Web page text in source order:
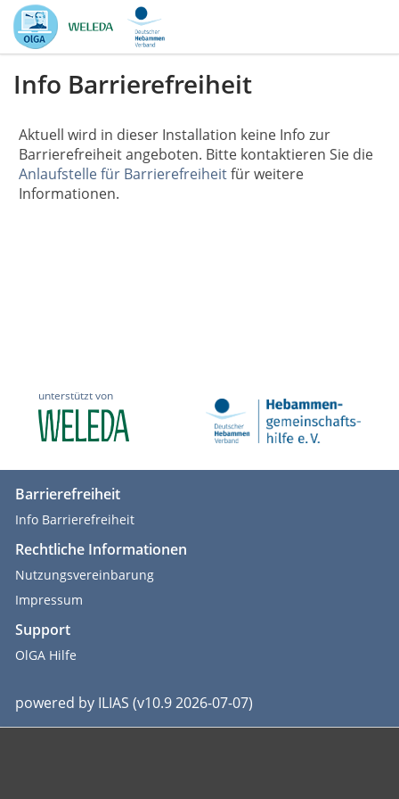
Info Barrierefreiheit
Aktuell wird in dieser Installation keine Info zur
Barrierefreiheit angeboten. Bitte kontaktieren Sie die
Anlaufstelle für Barrierefreiheitfür weitere
Informationen.
unterstützt von
Barrierefreiheit
Info Barrierefreiheit
Rechtliche Informationen
Nutzungsvereinbarung
Impressum
Support
OlGA Hilfe
powered by ILIAS (v10.9 2026-07-07)